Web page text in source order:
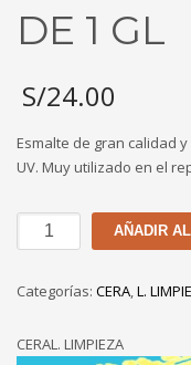
DE 1 GL
S/24.00
Esmalte de gran calidad
UV. Muy utilizado en el
CERA
EN
AMARILLO
DE
AÑADIR
Categorías: CERA,L.
CERAL. LIMPIEZA